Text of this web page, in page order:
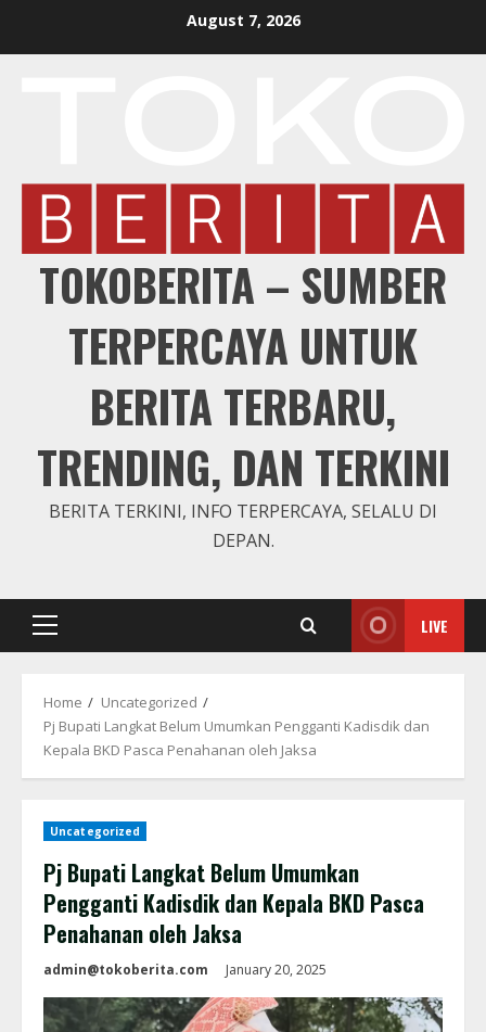
August 7, 2026
TOKOBERITA – SUMBER
TERPERCAYA UNTUK
BERITA TERBARU,
TRENDING, DAN TERKINI
BERITA TERKINI, INFO TERPERCAYA, SELALU DI
DEPAN.
Primary
LIVE
Home
Uncategorized
Pj Bupati Langkat Belum Umumkan Pengganti Kadisdik dan
Kepala BKD Pasca Penahanan oleh Jaksa
Uncategorized
Pj Bupati Langkat Belum Umumkan
Pengganti Kadisdik dan Kepala BKD Pasca
Penahanan oleh Jaksa
admin@tokoberita.com January 20, 2025